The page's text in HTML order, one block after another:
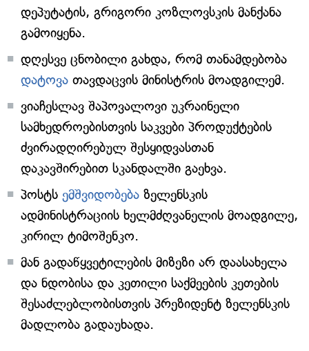
დეპუტატის, გრიგორი კოზლოვსკის მანქანა
გამოიყენა.
დღესვე ცნობილი გახდა, რომ თანამდებობა
დატოვა თავდაცვის მინისტრის მოადგილემ.
ვიაჩესლავ შაპოვალოვი უკრაინელი
სამხედროებისთვის საკვები პროდუქტების
ძვირადღირებულ შესყიდვასთან
დაკავშირებით სკანდალში გაეხვა.
პოსტს ემშვიდობება ზელენსკის
ადმინისტრაციის ხელმძღვანელის მოადგილე,
კირილ ტიმოშენკო.
მან გადაწყვეტილების მიზეზი არ დაასახელა
და ნდობისა და კეთილი საქმეების კეთების
შესაძლებლობისთვის პრეზიდენტ ზელენსკის
მადლობა გადაუხადა.